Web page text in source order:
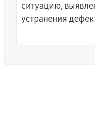
ситуацию,
устранения